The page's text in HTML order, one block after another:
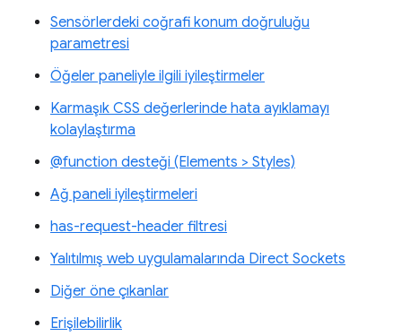
Sensörlerdeki coğrafi konum doğruluğu
parametresi
Öğeler paneliyle ilgili iyileştirmeler
Karmaşık CSS değerlerinde hata ayıklamayı
kolaylaştırma
@function desteği (Elements > Styles)
Ağ paneli iyileştirmeleri
has-request-header filtresi
Yalıtılmış web uygulamalarında Direct Sockets
Diğer öne çıkanlar
Erişilebilirlik